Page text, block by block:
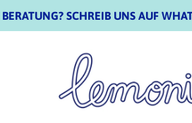
BERATUNG? SCHREIB UNS AUF